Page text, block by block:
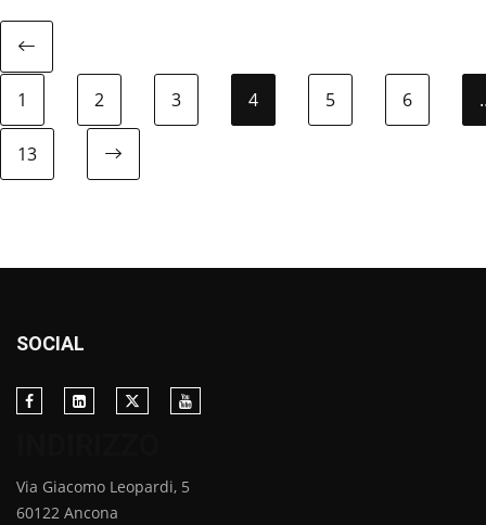
1 2 3 4 5 6
13
SOCIAL
Via Giacomo Leopardi, 5
60122 Ancona